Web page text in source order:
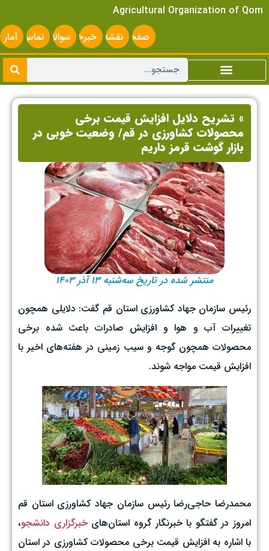
Agricultural Organization of Qom
صفحه
اصلی
نقشه
سایت
خبرخوانسوالات
متداول
تماس
با ما
آمار
» تشریح دلایل افزایش قیمت برخی
محصولات کشاورزی در قم/ وضعیت خوبی در
بازار گوشت قرمز داریم
منتشر شده در تاریخ سه‌شنبه ۱۳ آذر ۱۴۰۳
رئیس سازمان جهاد کشاورزی استان قم گفت: دلایلی همچون
تغییرات آب‌ و هوا و افزایش صادرات باعث شده برخی
محصولات همچون گوجه و سیب زمینی در هفته‌های اخیر با
افزایش قیمت مواجه شوند.
محمدرضا حاجی‌رضا رئیس سازمان جهاد کشاورزی استان قم
امروز در گفتگو با خبرنگار گروه استان‌هایخبرگزاری دانشجو،
با اشاره به افزایش قیمت برخی محصولات کشاورزی در استان